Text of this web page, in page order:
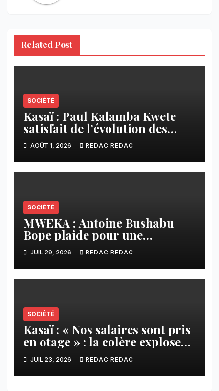
Related Post
SOCIÉTÉ
Kasaï : Paul Kalamba Kwete
satisfait de l’évolution des
travaux routiers exécutés par
SAFRIMEX
AOÛT 1, 2026 REDAC REDAC
SOCIÉTÉ
MWEKA : Antoine Bushabu
Bope plaide pour une
meilleure prise en compte des
communautés locales dans la
réforme sur le crédit carbone.
JUIL 29, 2026 REDAC REDAC
SOCIÉTÉ
Kasaï : « Nos salaires sont pris
en otage » : la colère explose
contre ADVANS Banque à
Tshikapa
JUIL 23, 2026 REDAC REDAC